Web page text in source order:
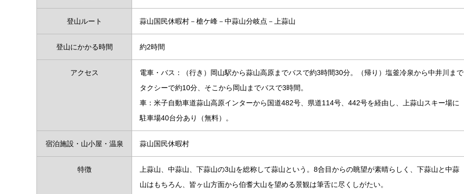
登山ルート 蒜山国民休暇村－槍ケ峰－中蒜山分岐点－上蒜山
登山にかかる時間 約2時間
アクセス
電車・バス：（行き）岡山駅から蒜山高原までバスで約3時間30分。（帰り）塩釜冷泉から中井川まで
タクシーで約10分、そこから岡山までバスで3時間。
車：米子自動車道蒜山高原インターから国道482号、県道114号、442号を経由し、上蒜山スキー場に
駐車場40台分あり（無料）。
宿泊施設・山小屋・温泉 蒜山国民休暇村
特徴
上蒜山、中蒜山、下蒜山の3山を総称して蒜山という。8合目からの眺望が素晴らしく、下蒜山と中蒜
山はもちろん、皆ヶ山方面から伯耆大山を望める景観は筆舌に尽くしがたい。